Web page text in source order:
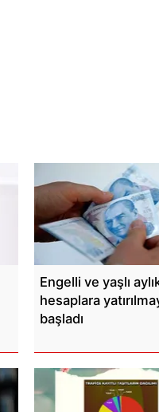
Engelli ve yaşlı
hesaplara
başladı